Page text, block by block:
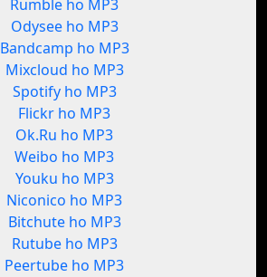
Rumble ho MP3
Odysee ho MP3
Bandcamp ho MP3
Mixcloud ho MP3
Spotify ho MP3
Flickr ho MP3
Ok.Ru ho MP3
Weibo ho MP3
Youku ho MP3
Niconico ho MP3
Bitchute ho MP3
Rutube ho MP3
Peertube ho MP3